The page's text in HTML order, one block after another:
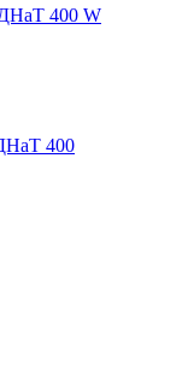
400 W
400